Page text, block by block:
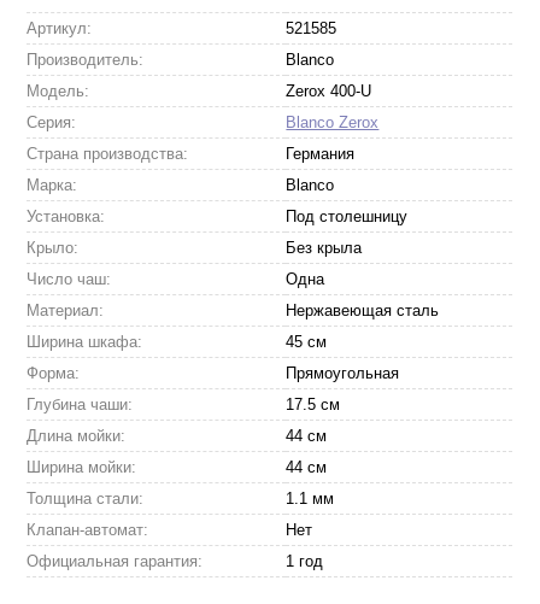
Артикул:
521585
Производитель:
Blanco
Модель:
Zerox 400-U
Серия:
Blanco Zerox
Страна производства:
Германия
Марка:
Blanco
Установка:
Под столешницу
Крыло:
Без крыла
Число чаш:
Одна
Материал:
Нержавеющая сталь
Ширина шкафа:
45 см
Форма:
Прямоугольная
Глубина чаши:
17.5 см
Длина мойки:
44 см
Ширина мойки:
44 см
Толщина стали:
1.1 мм
Клапан-автомат:
Нет
Официальная гарантия:
1 год